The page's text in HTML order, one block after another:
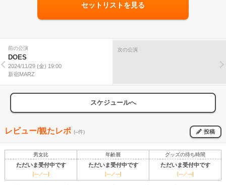
セットリストを見る
前の公演
DOES
2024/11/29 (金) 19:00
新宿MARZ
次の公演
スケジュールへ
レビュー/観たレポ (--件) 投稿
男女比 年齢層 グッズの待ち時間
ただいま受付中です ただいま受付中です ただいま受付中です
[---／---] [---／---] [---／---]